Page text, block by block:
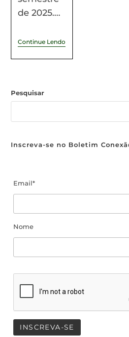
de 2025.…
Continue Lendo
Pesquisar
Inscreva-se no Boletim
Email*
Nome